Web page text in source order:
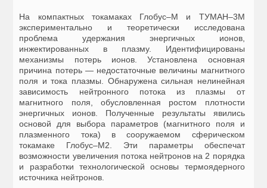
На компактных токамаках Глобус–М и ТУМАН–3М
экспериментально и теоретически исследована
проблема удержания энергичных ионов,
инжектированных в плазму. Идентифицированы
механизмы потерь ионов. Установлена основная
причина потерь — недостаточные величины магнитного
поля и тока плазмы. Обнаружена сильная нелинейная
зависимость нейтронного потока из плазмы от
магнитного поля, обусловленная ростом плотности
энергичных ионов. Полученные результаты явились
основой для выбора параметров (магнитного поля и
плазменного тока) в сооружаемом сферическом
токамаке Глобус–М2. Эти параметры обеспечат
возможности увеличения потока нейтронов на 2 порядка
и разработки технологической основы термоядерного
источника нейтронов.